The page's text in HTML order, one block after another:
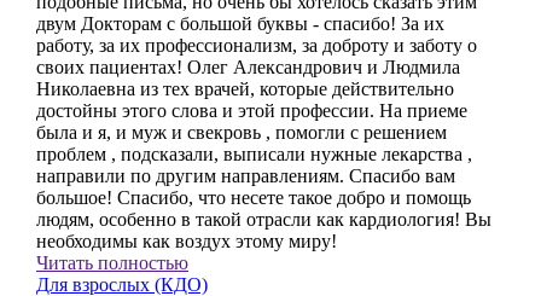
двум Докторам с большой буквы - спасибо! За их
работу, за их профессионализм, за доброту и заботу о
своих пациентах! Олег Александрович и Людмила
Николаевна из тех врачей, которые действительно
достойны этого слова и этой профессии. На приеме
была и я, и муж и свекровь , помогли с решением
проблем , подсказали, выписали нужные лекарства ,
направили по другим направлениям. Спасибо вам
большое! Спасибо, что несете такое добро и помощь
людям, особенно в такой отрасли как кардиология! Вы
необходимы как воздух этому миру!
Читать полностью
Для взрослых (КДО)